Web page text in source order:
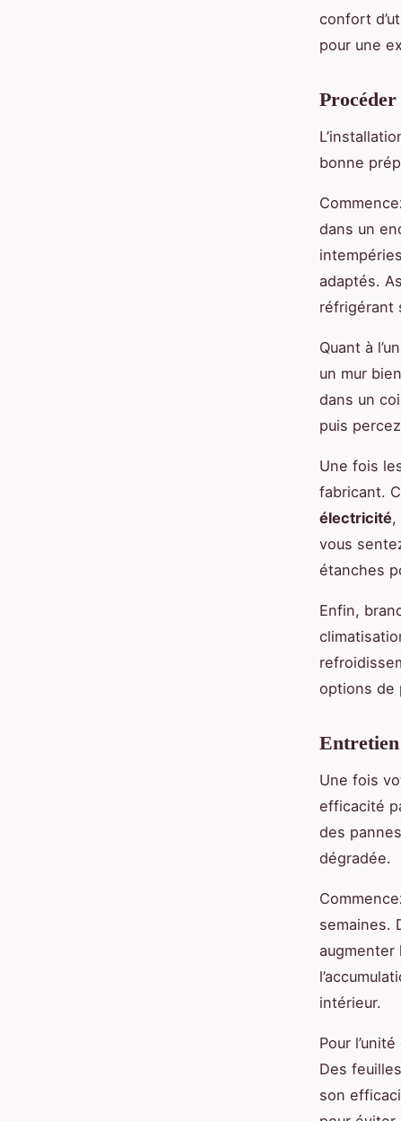
confort
pour une
bonne
dans un
adaptés.
réfrigérant
Quant à
un mur
dans un
puis
Une fois
fabricant.
électricité,
vous
étanches
Enfin,
options de
Une fois
efficacité
des
dégradée.
semaines.
augmenter
intérieur.
Pour
Des
son